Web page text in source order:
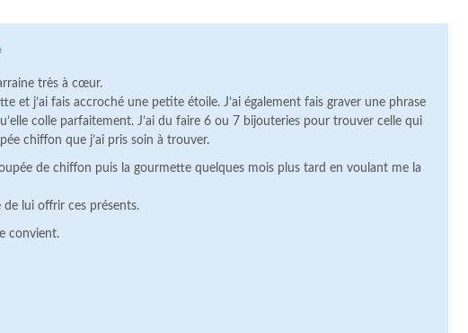
très à cœur.
et j’ai fais accroché une petite étoile. J’ai également fais graver une phrase
colle parfaitement. J’ai du faire 6 ou 7 bijouteries pour trouver celle qui
chiffon que j’ai pris soin à trouver.
de chiffon puis la gourmette quelques mois plus tard en voulant me la
de lui offrir ces présents.
convient.